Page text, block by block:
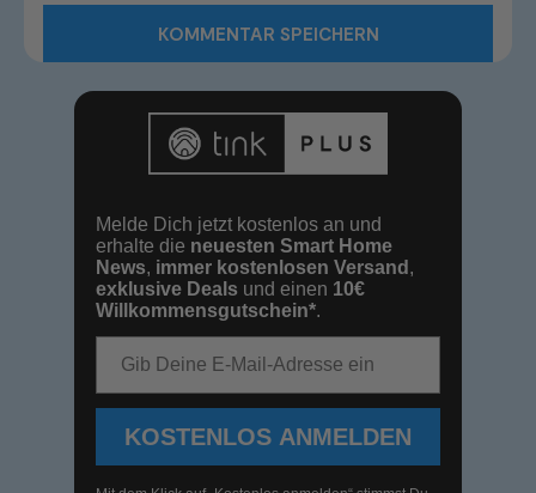
Melde Dich jetzt kostenlos an und
erhalte die neuesten Smart Home
News, immer kostenlosen Versand ,
exklusive Deals und einen 10€
Willkommensgutschein*.
KOSTENLOS ANMELDEN